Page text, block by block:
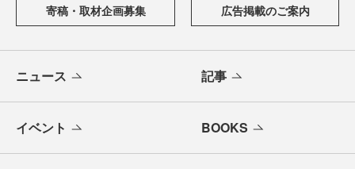
寄稿・取材企画募集 広告掲載のご案内
ニュース 記事
イベント BOOKS